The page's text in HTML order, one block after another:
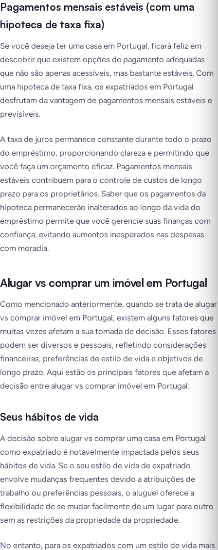
Pagamentos mensais estáveis (com uma
hipoteca de taxa fixa)
Se você deseja ter uma casa em Portugal, ficará feliz em
descobrir que existem opções de pagamento adequadas
que não são apenas acessíveis, mas bastante estáveis. Com
uma hipoteca de taxa fixa, os expatriados em Portugal
desfrutam da vantagem de pagamentos mensais estáveis e
previsíveis.
A taxa de juros permanece constante durante todo o prazo
do empréstimo, proporcionando clareza e permitindo que
você faça um orçamento eficaz. Pagamentos mensais
estáveis contribuem para o controle de custos de longo
prazo para os proprietários. Saber que os pagamentos da
hipoteca permanecerão inalterados ao longo da vida do
empréstimo permite que você gerencie suas finanças com
confiança, evitando aumentos inesperados nas despesas
com moradia.
Alugar vs comprar um imóvel em Portugal
Como mencionado anteriormente, quando se trata de alugar
vs comprar imóvel em Portugal, existem alguns fatores que
muitas vezes afetam a sua tomada de decisão. Esses fatores
podem ser diversos e pessoais, refletindo considerações
financeiras, preferências de estilo de vida e objetivos de
longo prazo. Aqui estão os principais fatores que afetam a
decisão entre alugar vs comprar imóvel em Portugal:
Seus hábitos de vida
A decisão sobre alugar vs comprar uma casa em Portugal
como expatriado é notavelmente impactada pelos seus
hábitos de vida. Se o seu estilo de vida de expatriado
envolve mudanças frequentes devido a atribuições de
trabalho ou preferências pessoais, o aluguel oferece a
flexibilidade de se mudar facilmente de um lugar para outro
sem as restrições da propriedade da propriedade.
No entanto, para os expatriados com um estilo de vida mais